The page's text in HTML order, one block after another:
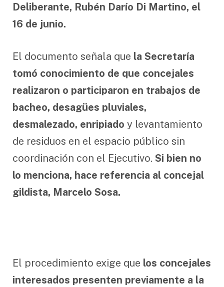
Deliberante, Rubén Darío Di Martino, el
16 de junio.
El documento señala que la Secretaría
tomó conocimiento de que concejales
realizaron o participaron en trabajos de
bacheo, desagües pluviales,
desmalezado, enripiado y levantamiento
de residuos en el espacio público sin
coordinación con el Ejecutivo. Si bien no
lo menciona, hace referencia al concejal
gildista, Marcelo Sosa.
El procedimiento exige que los concejales
interesados presenten previamente a la